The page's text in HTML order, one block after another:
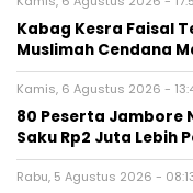
Kabag Kesra Faisal
Muslimah Cendana
Kamis, 6 Agustus 2026 -
80 Peserta Jambore
Saku Rp2 Juta Lebih
Rabu, 5 Agustus 2026 -